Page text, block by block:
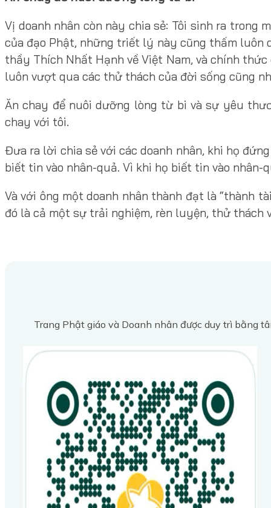
Vị doanh nhân còn này chia sẻ: Tôi sinh ra
của đạo Phật, những triết lý này cũng thấm luôn
thầy Thích Nhất Hạnh về Việt Nam, và chính
luôn vượt qua các thử thách của đời sống cũng
Ăn chay để nuôi dưỡng lòng từ bi và sự yêu
chay với tôi.
Đưa ra lời chia sẻ với các doanh nhân, khi họ
biết tin vào nhân-quả. Vì khi họ biết tin vào
Và với ông một doanh nhân thành đạt là “thành
đó là cả một sự trải nghiệm, rèn luyện, thử thách
Trang Phật giáo và Doanh nhân được duy trì bằng